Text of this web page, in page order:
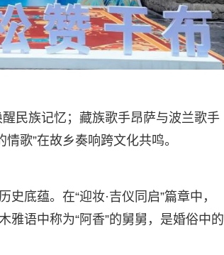
民族记忆；藏族歌手昂萨与波兰歌手
歌”在故乡奏响跨文化共鸣。
底蕴。在“迎妆·吉仪同启”篇章中，
语中称为“阿香”的舅舅，是婚俗中的